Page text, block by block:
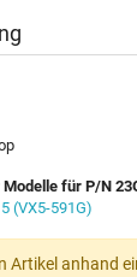
für P/N
(VX5-591G)
Artikel anhand